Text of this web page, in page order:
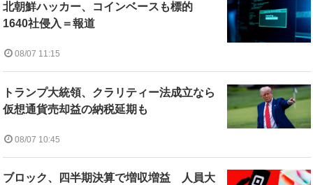
北朝鮮ハッカー、コインベースも標的
1640社侵入＝報道
08/07 11:15
トランプ大統領、クラリティー法成立なら
仮想通貨売却益の納税延期も
08/07 10:45
ブロック、四半期決算で増収増益 人員大